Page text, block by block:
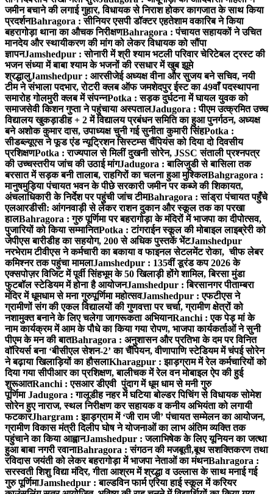
जमीन बचाने की लगाई गुहार, विधायक से निराश होकर कागजात के साथ किया
प्रदर्शनBahragora : सीनियर एसपी डॉक्टर एहतेशाम वकारिब ने किया
बहरागोड़ा थाना का औचक निरीक्षणBahragora : पंचायत सहायकों ने उचित
मानदेय और स्थायीकरण की मांग को लेकर विधायक को सौंपा
ज्ञापनJamshedpur : सोनारी में श्री श्याम भटली परिवार चेरिटेबल ट्रस्ट की
भजन संध्या में बाबा श्याम के भजनों की रसधार में खुब झूमे
श्रद्धालुJamshedpur : आरसीजेई अध्यक्ष वीना और सुजय बने सचिव, नयी
टीम ने संभाला पदभार, रोटरी क्लब ऑफ जमशेदपुर ईस्ट का 49वाँ पदस्थापना
समारोह गोलमुरी क्लब में संपन्नPotka : सड़क दुर्घटना में घायल युवक को
समाजसेवी किशन गुप्ता ने पहुंचाया अस्पतालJadugora : पीएम उत्क्रमित उच्च
विद्यालय खुकड़ाडीह + 2 में विद्यालय प्रबंधन समिति का हुआ पुनर्गठन, अध्यक्ष
बने अशोक कुमार दास, उपाध्यक्ष चुनी गई सुनीता कुमारी सिंहPotka :
सीडब्ल्यूएस ने फूड एंड न्यूट्रिशन सिस्टम्स चैंपियंस को दिया दो दिवसीय
प्रशिक्षणPotka : राज्यपाल से मिलीं दुखनी सोरेन, JSSC संताली प्रश्नपत्र
की उच्चस्तरीय जांच की उठाई मांगJadugora : बालिजुडी से बासिला तक
बरसात में सड़क बनी तालाब, राहगिरों का चलना हुआ मुश्किलBahgragora :
मानुषमुड़िया पंचायत भवन के पीछे सरकारी जमीन पर कब्जे की शिकायत,
अंचलाधिकारी के निर्देश पर पहुंची जांच टीमBahragora : सांड्रा पंचायत पहुँचे
एलआरडीसी: आंगनवाड़ी से लेकर राशन दुकान और स्कूल तक का परखा
हालBahragora : गुरु पूर्णिमा पर बहरागोड़ा के मंदिरों में भाजपा का दीपोत्सव,
पुजारियों को किया सम्मानितPotka : टांगराईन स्कूल की मोबाइल लाइब्रेरी को
जेपीएस बारीडीह का सहयोग, 200 से अधिक पुस्तकें भेंटJamshedpur
नरभेराम टीवीएस ने कर्मचारी का बकाया व फाइनल सेटलमेंट रोका, चीफ लेबर
कमिश्नर तक पहुंचा मामलाJamshedpur : 135वीं डूरंड कप 2026 के
एक्सपोज़र विजिट में पूर्वी सिंहभूम के 50 खिलाड़ी होंगे शामिल, बिरसा मुंडा
फुटबॉल स्टेडियम में होना है आयोजनJamshedpur : बिरसानगर पीताम्बरा
मंदिर में धूमधाम से मना गुरुपूर्णिमा महोत्सवJamshedpur : एफटीएस ने
ग्रामीणों संग की एकल विद्यालयों की गुणवत्ता पर चर्चा, ग्रामीण क्षेत्रों को
नशामुक्त बनाने के लिए चलेगा जागरूकता अभियानRanchi : एक पेड़ मां के
नाम कार्यक्रम में आम के पौधे का किया गया रोपण, भाजपा कार्यकर्ताओं ने सुनी
पीएम के मन की बातBahragora : अनुशासन और प्रतिभा के दम पर विनित
वॉरियर्स बना ‘बीसीएल सेशन-2’ का चैंपियन, वीणापाणि स्टेडियम में चंपई सोरेन
ने बढ़ाया खिलाड़ियों का हौसलाKharagpur : झाड़ग्राम में रेल कर्मचारियों को
दिया गया सीपीआर का प्रशिक्षण, बालीचक में रेल वन मोबाइल ऐप की हुई
शुरूआतRanchi : एसआर डीएवी पुंदाग में धूम धाम से मनी गुरु
पूर्णिमाJadugora : गालूडीह नहर में घटिया बोल्डर पिचिंग से विधायक सोमेश
सोरेन हुए नाराज, स्थल निरीक्षण कर सहायक व कनीय अभियंता को लगायी
फटकारJhargram : झाड़ग्राम में ‘जी राम जी’ पंचायत सम्मेलन का आयोजन,
ग्रामीण विकास मंत्री दिलीप घोष ने योजनाओं का लाभ अंतिम व्यक्ति तक
पहुंचाने का किया आह्वानJamshedpur : जलाभिषेक के लिए यूनियन का जत्था
हुआ बाबा नगरी रवानाBahragora : संगठन की मजबूती,बूथ सशक्तिकरण तथा
रविदास जयंती को लेकर बहरागोड़ा में भाजपा नेताओं का मंथनBahragora :
सरस्वती शिशु विद्या मंदिर, गीता आश्रम में श्रद्धा व उल्लास के साथ मनाई गई
गुरु पूर्णिमाJamshedpur : बाल्डविन फार्म एरिया हाई स्कूल में करियर